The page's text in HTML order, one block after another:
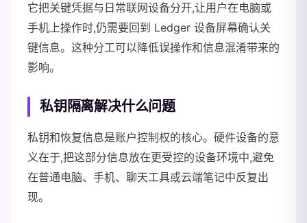
它把关键凭据与日常联网设备分开,让用户在电脑或
手机上操作时,仍需要回到 Ledger 设备屏幕确认关
键信息。这种分工可以降低误操作和信息混淆带来的
影响。
私钥隔离解决什么问题
私钥和恢复信息是账户控制权的核心。硬件设备的意
义在于,把这部分信息放在更受控的设备环境中,避免
在普通电脑、手机、聊天工具或云端笔记中反复出
现。